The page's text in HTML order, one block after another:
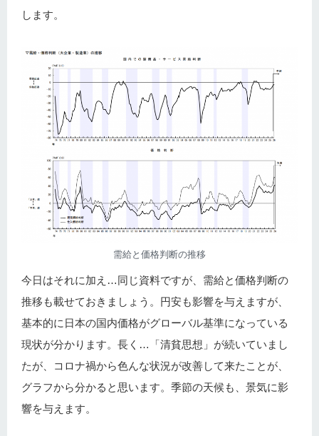
します。
需給と価格判断の推移
今日はそれに加え…同じ資料ですが、需給と価格判断の
推移も載せておきましょう。円安も影響を与えますが、
基本的に日本の国内価格がグローバル基準になっている
現状が分かります。長く…「清貧思想」が続いていまし
たが、コロナ禍から色んな状況が改善して来たことが、
グラフから分かると思います。季節の天候も、景気に影
響を与えます。